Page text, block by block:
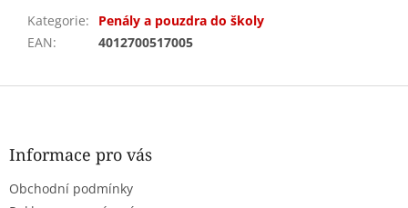
Kategorie:
Penály a pouzdra do školy
EAN: 4012700517005
Z
Informace pro vás
Obchodní podmínky